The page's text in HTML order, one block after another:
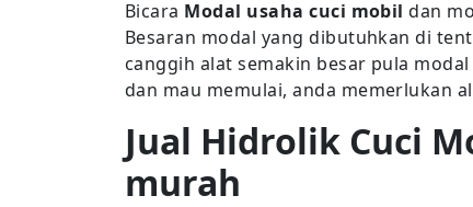
Bicara Modal usaha cuci mobil dan
Besaran modal yang dibutuhkan di
canggih alat semakin besar pula
dan mau memulai, anda memerlukan
Jual Hidrolik Cuci
murah